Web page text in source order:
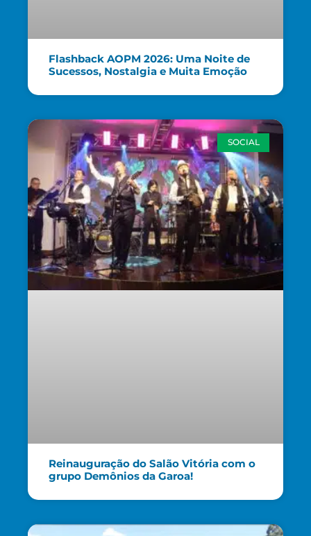
Flashback AOPM 2026: Uma Noite de
Sucessos, Nostalgia e Muita Emoção
SOCIAL
Reinauguração do Salão Vitória com o
grupo Demônios da Garoa!